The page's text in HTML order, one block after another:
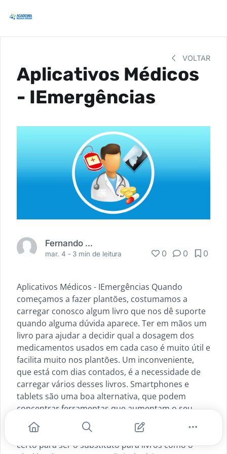
VOLTAR
Aplicativos Médicos
- IEmergências
Fernando Carbonieri
mar. 4 - 3 min de leitura 0 0 0
Aplicativos Médicos - IEmergências Quando
começamos a fazer plantões, costumamos a
carregar conosco algum livro que nos dê suporte
quando alguma dúvida aparece. Ter em mãos um
livro para ajudar a decidir qual a dosagem dos
medicamentos usados em cada caso é muito útil e
facilita muito nos plantões. Um inconveniente,
que está com dias contados, é a necessidade de
carregar vários desses livros. Smartphones e
tablets são uma boa alternativa, que podem
concentrar ferramentas que aumentam o seu
arsenal usado nos plantões de pronto
atendimento. O iEmergências está no caminho
certo para ser o substituto para livros como o